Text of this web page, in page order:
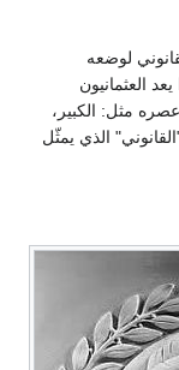
لوضعه
العثمانيون
مثل: الكبير،
الذي يمثّل